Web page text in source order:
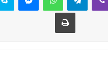
Yazdır